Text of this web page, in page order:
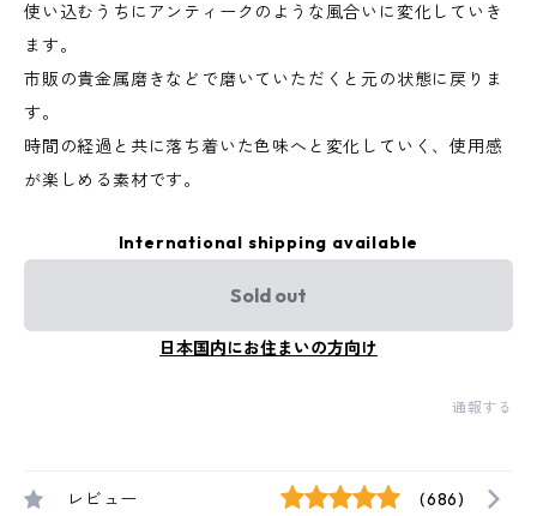
使い込むうちにアンティークのような風合いに変化していき
ます。
市販の貴金属磨きなどで磨いていただくと元の状態に戻りま
す。
時間の経過と共に落ち着いた色味へと変化していく、使用感
が楽しめる素材です。
International shipping available
Sold out
日本国内にお住まいの方向け
通報する
レビュー (686)